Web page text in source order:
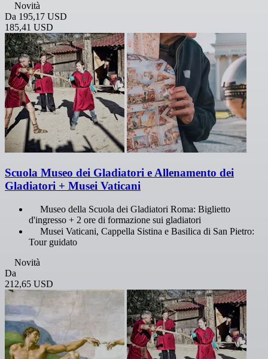
Novità
Da 195,17 USD
185,41 USD
Scuola Museo dei Gladiatori e Allenamento dei
Gladiatori + Musei Vaticani
Museo della Scuola dei Gladiatori Roma: Biglietto
d'ingresso + 2 ore di formazione sui gladiatori
Musei Vaticani, Cappella Sistina e Basilica di San Pietro:
Tour guidato
Novità
Da
212,65 USD